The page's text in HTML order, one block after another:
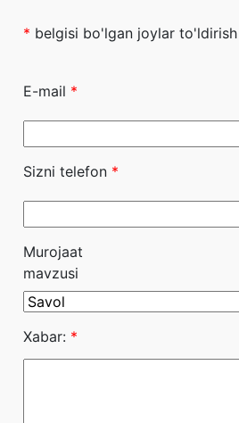
* belgisi bo'lgan joylar
E-mail *
Sizni telefon *
Murojaat
mavzusi
Xabar: *